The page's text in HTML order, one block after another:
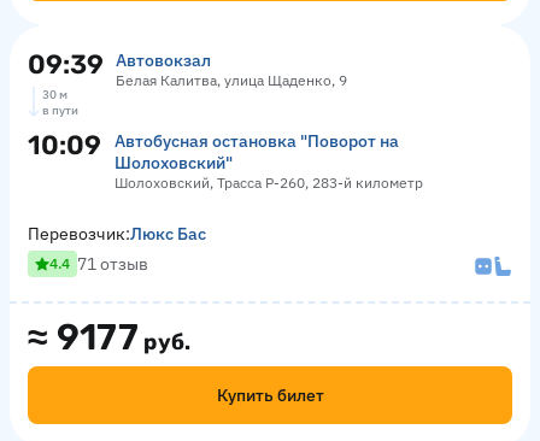
09:39 Автовокзал
Белая Калитва, улица Щаденко, 9
30 м
в пути
10:09
Автобусная остановка "Поворот на
Шолоховский"
Шолоховский, Трасса Р-260, 283-й километр
≈ 9177 руб.
Купить билет
Перевозчик:Люкс Бас
4.4 71 отзыв